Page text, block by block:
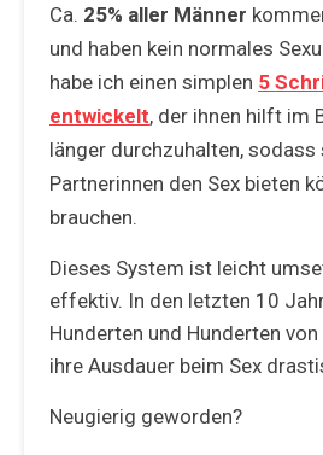
Ca. 25% aller Männer
und haben kein normales
habe ich einen simplen 5
entwickelt, der ihnen hilft im
länger durchzuhalten, sodass
Partnerinnen den Sex bieten
brauchen.
Dieses System ist leicht
effektiv. In den letzten 10
Hunderten und Hunderten
ihre Ausdauer beim Sex
Neugierig geworden?